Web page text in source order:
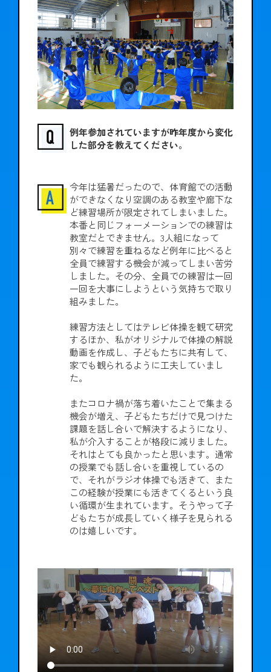
例年参加されていますが昨年度から変化
した部分を教えてください。
今年は猛暑だったので、体育館での活動
ができなくなり空調のある教室や廊下な
ど練習場所が限定されてしまいました。
本番と同じフォーメーションでの練習は
教室だとできません。3人組になって
別々で練習を重ねるなど例年に比べると
全員で練習する機会が減ってしまい苦労
しました。その分、全員での練習は一回
一回を大事にしようという気持ちで取り
組みました。
練習方法としてはテレビ体操を観て研究
するほか、私がオリジナルで体操の解説
動画を作成し、子どもたちに共有して、
家でも観られるように工夫していまし
た。
またコロナ禍が落ち着いたことで集まる
機会が増え、子どもたちだけで見つけた
課題を話し合いで解決するようになり、
私が介入することが格段に減りました。
それはとても良かったと思います。通常
の授業でも話し合いを重視しているの
で、それがラジオ体操でも活きて、また
この経験が授業にも活きてくるという良
い循環が生まれています。そうやって子
どもたちが成長していく様子を見られる
のは嬉しいです。